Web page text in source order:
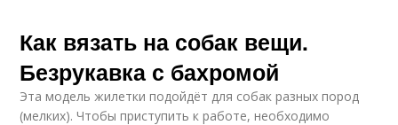
Как вязать на собак вещи.
Безрукавка с бахромой
Эта модель жилетки подойдёт для собак разных пород
(мелких). Чтобы приступить к работе, необходимо